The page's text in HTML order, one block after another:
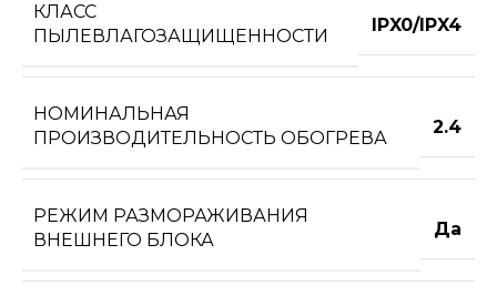
КЛАСС
ПЫЛЕВЛАГОЗАЩИЩЕННОСТИ
IPX0/IPX4
НОМИНАЛЬНАЯ
ПРОИЗВОДИТЕЛЬНОСТЬ ОБОГРЕВА
2.4
РЕЖИМ РАЗМОРАЖИВАНИЯ
ВНЕШНЕГО БЛОКА
Да